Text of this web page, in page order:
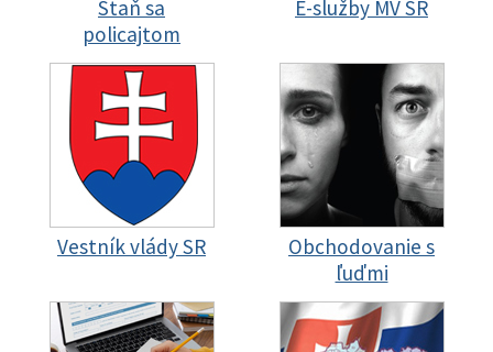
Staň sa
policajtom
E-služby MV SR
Vestník vlády SR
Obchodovanie s
ľuďmi